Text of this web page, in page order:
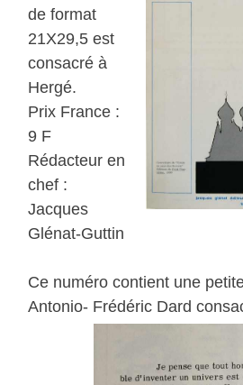
de format
21X29,5 est
consacré à
Hergé.
Prix France :
9 F
Rédacteur en
chef :
Jacques
Glénat-Guttin
Ce numéro contient une
Antonio- Frédéric Dard